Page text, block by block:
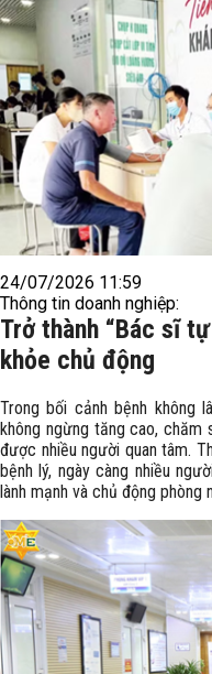
24/07/2026 11:59
Thông tin doanh nghiệp:
Trở thành “Bác sĩ
khỏe chủ động
Trong bối cảnh bệnh không
không ngừng tăng cao,
được nhiều người quan tâm.
bệnh lý, ngày càng nhiều
lành mạnh và chủ động